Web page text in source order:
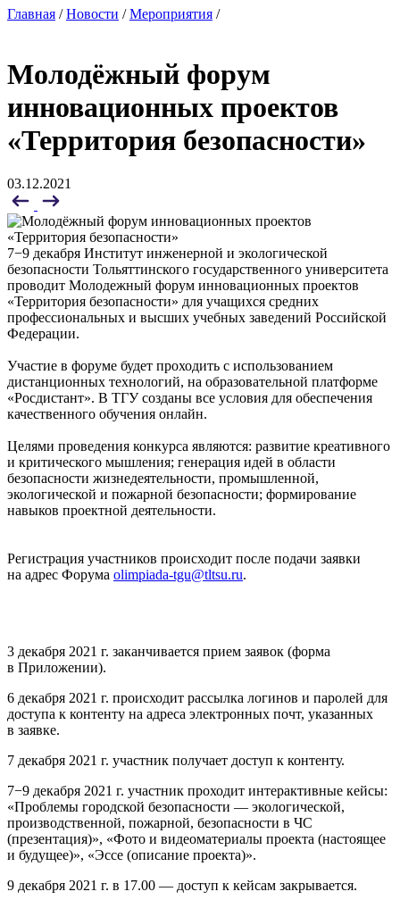
Главная /Новости /Мероприятия /
Молодёжный форум
инновационных проектов
«Территория безопасности»
03.12.2021
7−9 декабря Институт инженерной и экологической
безопасности Тольяттинского государственного университета
проводит Молодежный форум инновационных проектов
«Территория безопасности» для учащихся средних
профессиональных и высших учебных заведений Российской
Федерации.
Участие в форуме будет проходить с использованием
дистанционных технологий, на образовательной платформе
«Росдистант». В ТГУ созданы все условия для обеспечения
качественного обучения онлайн.
Целями проведения конкурса являются: развитие креативного
и критического мышления; генерация идей в области
безопасности жизнедеятельности, промышленной,
экологической и пожарной безопасности; формирование
навыков проектной деятельности.
Регистрация участников происходит после подачи заявки
на адрес Форума olimpiada-tgu@tltsu.ru.
3 декабря 2021 г. заканчивается прием заявок (форма
в Приложении).
6 декабря 2021 г. происходит рассылка логинов и паролей для
доступа к контенту на адреса электронных почт, указанных
в заявке.
7 декабря 2021 г. участник получает доступ к контенту.
7−9 декабря 2021 г. участник проходит интерактивные кейсы:
«Проблемы городской безопасности — экологической,
производственной, пожарной, безопасности в ЧС
(презентация)», «Фото и видеоматериалы проекта (настоящее
и будущее)», «Эссе (описание проекта)».
9 декабря 2021 г. в 17.00 — доступ к кейсам закрывается.